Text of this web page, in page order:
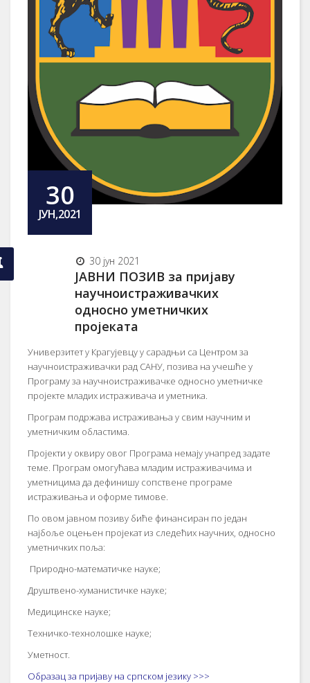
30
ЈУН,2021
30 јун 2021
ЈАВНИ ПОЗИВ за пријаву
научноистраживачких
односно уметничких
пројеката
Универзитет у Крагујевцу у сарадњи са Центром за
научноистраживачки рад САНУ, позива на учешће у
Програму за научноистраживачке односно уметничке
пројекте младих истраживача и уметника.
Програм подржава истраживања у свим научним и
уметничким областима.
Пројекти у оквиру овог Програма немају унапред задате
теме. Програм омогућава младим истраживачима и
уметницима да дефинишу сопствене програме
истраживања и оформе тимове.
По овом јавном позиву биће финансиран по један
најбоље оцењен пројекат из следећих научних, односно
уметничких поља:
Природно-математичке науке;
Друштвено-хуманистичке науке;
Медицинске науке;
Техничко-технолошке науке;
Уметност.
Образац за пријаву на српском језику >>>